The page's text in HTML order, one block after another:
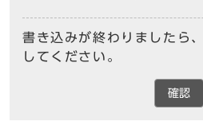
書き込みが終わりましたら
してください。
確認